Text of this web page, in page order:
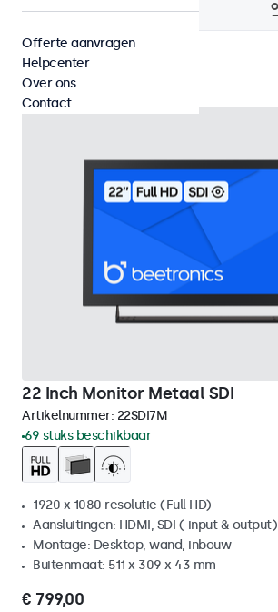
Filter (24)
Wand Wis alle filters
22 Inch Monitor Metaal SDI
Artikelnummer: 22SDI7M
69 stuks beschikbaar
1920 x 1080 resolutie (Full HD)
Aansluitingen: HDMI, SDI ( input & output)
Montage: Desktop, wand, inbouw
Buitenmaat: 511 x 309 x 43 mm
€ 799,00
Offerte aanvragen
Helpcenter
Over ons
Contact